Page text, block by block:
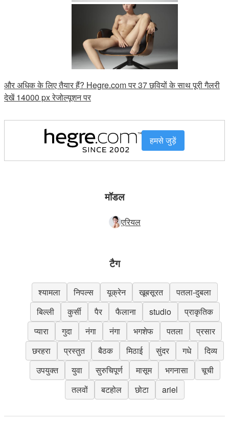
और अधिक के लिए तैयार हैं? Hegre.com पर 37 छवियों के साथ पूरी गैलरी
देखें 14000 px रेजोल्यूशन पर
हमसे जुड़ें
मॉडल
एरियल
टैग
श्यामला निपल्स यूक्रेन खूबसूरत
पतला-दुबला
बिल्ली
कुर्सी पैर फैलाना studio
प्राकृतिक
प्यारा
गुदा नंगा नंगा भगशेफ पतला
प्रसार
छरहरा
प्रस्तुत बैठक मिठाई सुंदर गधे
दिव्य
उपयुक्त
युवा सुरुचिपूर्ण मासूम भगनासा
चूची
तलवों
बटहोल छोटा ariel